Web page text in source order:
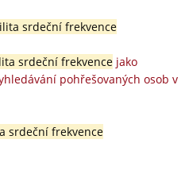
srdeční frekvence
srdeční frekvencejako
pohřešovaných osob v
srdeční frekvence